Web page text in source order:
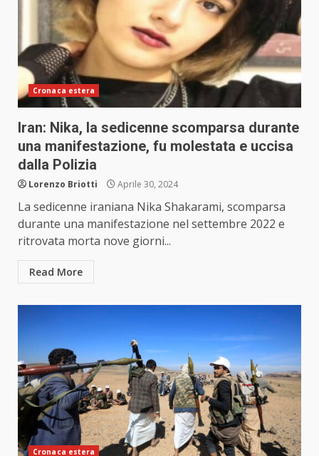
Cronaca estera
Iran: Nika, la sedicenne scomparsa durante
una manifestazione, fu molestata e uccisa
dalla Polizia
Lorenzo Briotti Aprile 30, 2024
La sedicenne iraniana Nika Shakarami, scomparsa
durante una manifestazione nel settembre 2022 e
ritrovata morta nove giorni...
Read More
Cronaca estera